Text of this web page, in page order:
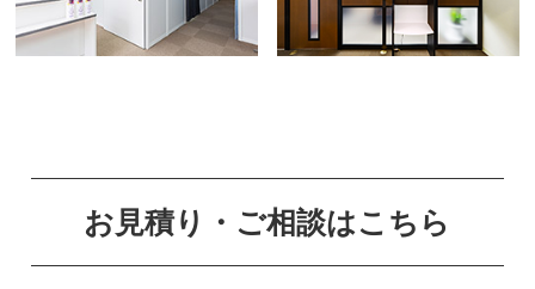
お見積り・ご相談はこちら